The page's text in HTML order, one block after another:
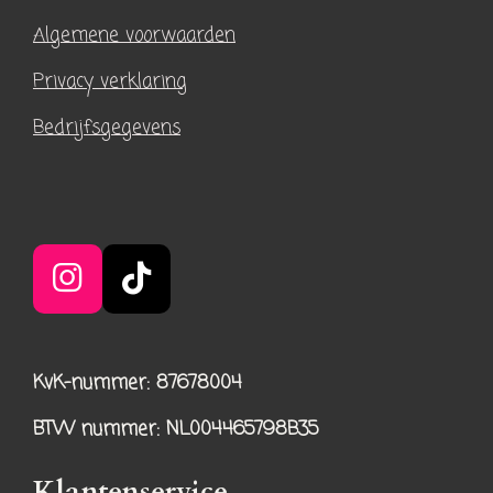
Algemene voorwaarden
Privacy verklaring
Bedrijfsgegevens
I
n
t
a
T
i
T
o
KvK-nummer: 87678004
BTW nummer: NL004465798B35